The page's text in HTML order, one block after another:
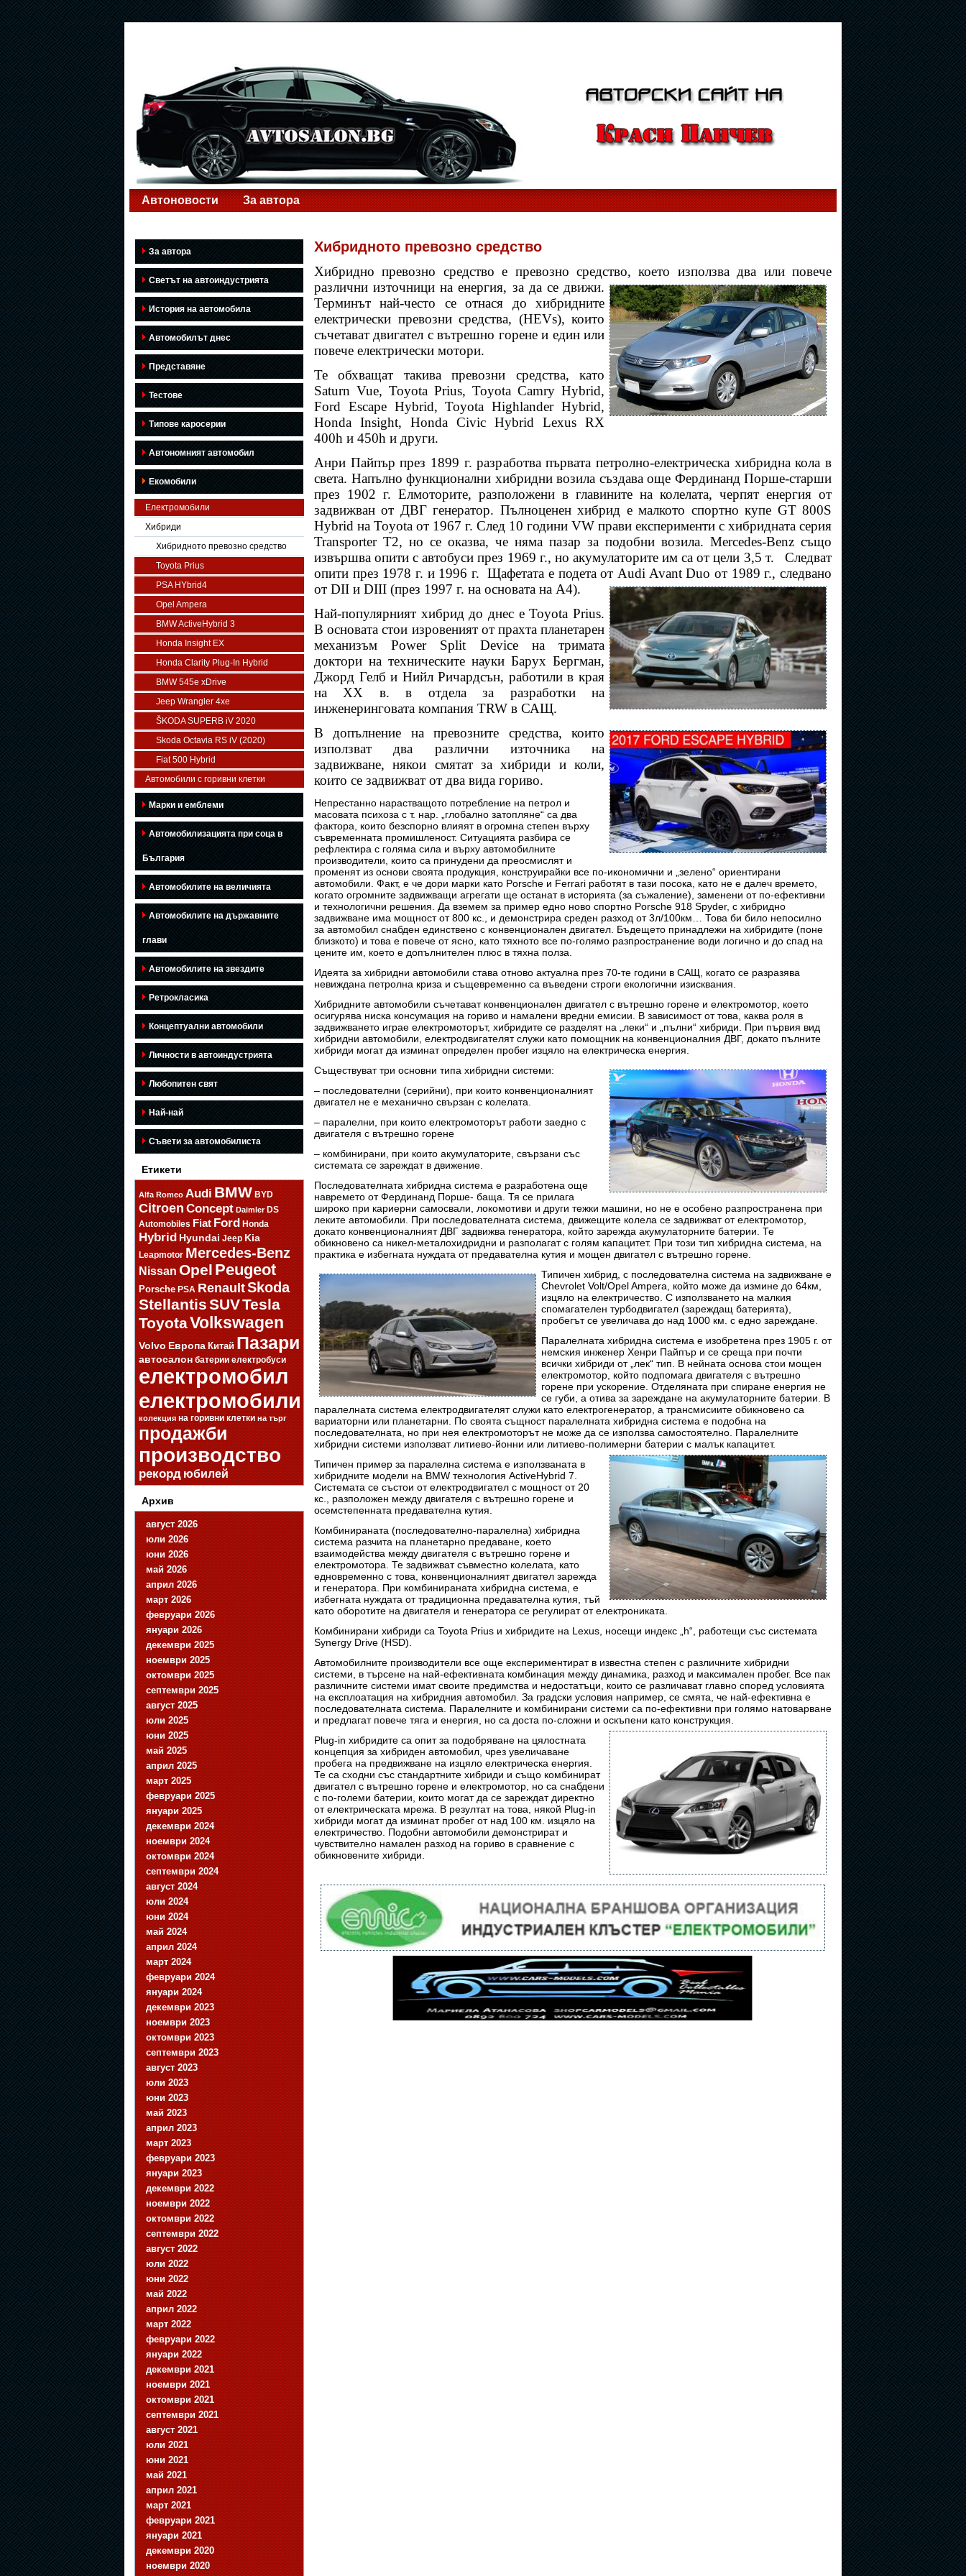
Автоновости За автора
За автора
Светът на автоиндустрията
История на автомобила
Автомобилът днес
Представяне
Тестове
Типове каросерии
Автономният автомобил
Екомобили
Електромобили
Хибриди
Хибридното превозно средство
Toyota Prius
PSA HYbrid4
Opel Ampera
BMW ActiveHybrid 3
Honda Insight EX
Honda Clarity Plug-In Hybrid
BMW 545e xDrive
Jeep Wrangler 4xe
ŠKODA SUPERB iV 2020
Skoda Octavia RS iV (2020)
Fiat 500 Hybrid
Автомобили с горивни клетки
Марки и емблеми
Автомобилизацията при соца в
България
Автомобилите на величията
Автомобилите на държавните
глави
Автомобилите на звездите
Ретрокласика
Концептуални автомобили
Личности в автоиндустрията
Любопитен свят
Най-най
Съвети за автомобилиста
Етикети
Alfa Romeo Audi BMW BYD
Citroen Concept Daimler DS
Automobiles Fiat Ford Honda
HybridHyundai Jeep Kia
Leapmotor Mercedes-Benz
Nissan Opel Peugeot
Porsche PSA RenaultSkoda
StellantisSUVTesla
ToyotaVolkswagen
Volvo Европа Китай Пазари
автосалон батерии електробуси
електромобил
електромобили
колекция на горивни клетки на търг
продажби
производство
рекорд юбилей
Архив
август 2026
юли 2026
юни 2026
май 2026
април 2026
март 2026
февруари 2026
януари 2026
декември 2025
ноември 2025
октомври 2025
септември 2025
август 2025
юли 2025
юни 2025
май 2025
април 2025
март 2025
февруари 2025
януари 2025
декември 2024
ноември 2024
октомври 2024
септември 2024
август 2024
юли 2024
юни 2024
май 2024
април 2024
март 2024
февруари 2024
януари 2024
декември 2023
ноември 2023
октомври 2023
септември 2023
август 2023
юли 2023
юни 2023
май 2023
април 2023
март 2023
февруари 2023
януари 2023
декември 2022
ноември 2022
октомври 2022
септември 2022
август 2022
юли 2022
юни 2022
май 2022
април 2022
март 2022
февруари 2022
януари 2022
декември 2021
ноември 2021
октомври 2021
септември 2021
август 2021
юли 2021
юни 2021
май 2021
април 2021
март 2021
февруари 2021
януари 2021
декември 2020
ноември 2020
Хибридното превозно средство
Хибридно превозно средство е превозно средство, което използва два или повече
различни източницина енергия, за да се движи.
Терминът най-често се отнася до хибридните
електрически превозни средства, (HEVs), които
съчетават двигател с вътрешно горене и един или
повече електрически мотори.
Те обхващат такива превозни средства, като
Saturn Vue, Toyota Prius, Toyota Camry Hybrid,
Ford Escape Hybrid, Toyota Highlander Hybrid,
Honda Insight, Honda Civic Hybrid Lexus RX
400h и 450h и други.
Анри Пайпър през 1899 г. разработва първата петролно-електрическа хибридна кола в
света. Напълно функционални хибридни возила създава още Фердинанд Порше-старши
през 1902 г. Елмоторите, разположени в главините на колелата, черпят енергия от
задвижван от ДВГ генератор. Пълноценен хибрид е малкото спортно купе GT 800S
Hybrid на Toyota от 1967 г. След 10 години VW прави експерименти с хибридната серия
Transporter T2, но се оказва, че няма пазар за подобни возила. Mercedes-Bеnz също
извършва опити с автобуси през 1969 г., но акумулаторите им са от цели 3,5 т.
Следват
опити през 1978 г. и 1996 г. Щафетата е подета от Audi Avant Duo от 1989 г., следвано
от DII и DIII (през 1997 г. на основата на А4).
Най-популярният хибрид до днес е Toyota Prius.
В основата стои изровеният от прахта планетарен
механизъм Power Split Device на тримата
доктори на техническите науки Барух Бергман,
Джорд Гелб и Нийл Ричардсън, работили в края
на ХХ в. в отдела за разработки на
инженеринговата компания TRW в САЩ.
В допълнение на превозните средства, които
използват два различни източника на
задвижване, някои смятат за хибриди и коли,
които се задвижват от два вида гориво.
Непрестанно нарастващото потребление на петрол и
масовата психоза с т. нар. „глобално затопляне“ са два
фактора, които безспорно влияят в огромна степен върху
съвременната промишленост. Ситуацията разбира се
рефлектира с голяма сила и върху автомобилните
производители, които са принудени да преосмислят и
променят из основи своята продукция, конструирайки все по-икономични и „зелено“ ориентирани
автомобили. Факт, е че дори марки като Porsche и Ferrari работят в тази посока, като не е далеч времето,
когато огромните задвижващи агрегати ще останат в историята (за съжаление), заменени от по-ефективни
и технологични решения. Да вземем за пример едно ново спортно Porsche 918 Spyder, с хибридно
задвижване има мощност от 800 кс., и демонстрира среден разход от 3л/100км… Това би било непосилно
за автомобил снабден единствено с конвенционален двигател. Бъдещето принадлежи на хибридите (поне
близкото) и това е повече от ясно, като тяхното все по-голямо разпространение води логично и до спад на
цените им, което е допълнителен плюс в тяхна полза.
Идеята за хибридни автомобили става отново актуална през 70-те години в САЩ, когато се разразява
невиждана петролна криза и същевременно са въведени строги екологични изисквания.
Хибридните автомобили съчетават конвенционален двигател с вътрешно горене и електромотор, което
осигурява ниска консумация на гориво и намалени вредни емисии. В зависимост от това, каква роля в
задвижването играе електромоторът, хибридите се разделят на „леки“ и „пълни“ хибриди. При първия вид
хибридни автомобили, електродвигателят служи като помощник на конвенционалния ДВГ, докато пълните
хибриди могат да изминат определен пробег изцяло на електрическа енергия.
Съществуват три основни типа хибридни системи:
– последователни (серийни), при които конвенционалният
двигател не е механично свързан с колелата.
– паралелни, при които електромоторът работи заедно с
двигателя с вътрешно горене
– комбинирани, при които акумулаторите, свързани със
системата се зареждат в движение.
Последователната хибридна система е разработена още
навремето от Фердинанд Порше- баща. Тя се прилага
широко при кариерни самосвали, локомотиви и други тежки машини, но не е особено разпространена при
леките автомобили. При последователната система, движещите колела се задвижват от електромотор,
докато конвенционалният ДВГ задвижва генератора, който зарежда акумулаторните батерии. Те
обикновено са никел-металохидридни и разполагат с голям капацитет. При този тип хибридна система, на
практика е избегната нуждата от предавателна кутия и мощен двигател с вътрешно горене.
Типичен хибрид, с последователна система на задвижване е
Chevrolet Volt/Opel Ampera, който може да измине до 64км,
изцяло на електричество. С използването на малкия
спомагателен турбодвигател (зареждащ батерията),
пробегът се увеличава до над 1000 км. с едно зареждане.
Паралелната хибридна система е изобретена през 1905 г. от
немския инженер Хенри Пайпър и се среща при почти
всички хибриди от „лек“ тип. В нейната основа стои мощен
електромотор, който подпомага двигателя с вътрешно
горене при ускорение. Отделяната при спиране енергия не
се губи, а отива за зареждане на акумулаторните батерии. В
паралелната система електродвигателят служи като електрогенератор, а трансмисиите обикновено са
вариаторни или планетарни. По своята същност паралелната хибридна система е подобна на
последователната, но при нея електромоторът не може да се използва самостоятелно. Паралелните
хибридни системи използват литиево-йонни или литиево-полимерни батерии с малък капацитет.
Типичен пример за паралелна система е използваната в
хибридните модели на BMW технология ActiveHybrid 7.
Системата се състои от електродвигател с мощност от 20
кс., разположен между двигателя с вътрешно горене и
осемстепенната предавателна кутия.
Комбинираната (последователно-паралелна) хибридна
система разчита на планетарно предаване, което
взаимодейства между двигателя с вътрешно горене и
електромотора. Те задвижват съвместно колелата, като
едновременно с това, конвенционалният двигател зарежда
и генератора. При комбинираната хибридна система, е
избегната нуждата от традиционна предавателна кутия, тъй
като оборотите на двигателя и генератора се регулират от електрониката.
Комбинирани хибриди са Toyota Prius и хибридите на Lexus, носещи индекс „h“, работещи със системата
Synergy Drive (HSD).
Автомобилните производители все още експериментират в известна степен с различните хибридни
системи, в търсене на най-ефективната комбинация между динамика, разход и максимален пробег. Все пак
различните системи имат своите предимства и недостатъци, които се различават главно според условията
на експлоатация на хибридния автомобил. За градски условия например, се смята, че най-ефективна е
последователната система. Паралелните и комбинирани системи са по-ефективни при голямо натоварване
и предлагат повече тяга и енергия, но са доста по-сложни и оскъпени като конструкция.
Plug-in хибридите са опит за подобряване на цялостната
концепция за хибриден автомобил, чрез увеличаване
пробега на предвижване на изцяло електрическа енергия.
Те са сходни със стандартните хибриди и също комбинират
двигател с вътрешно горене и електромотор, но са снабдени
с по-големи батерии, които могат да се зареждат директно
от електрическата мрежа. В резултат на това, някой Plug-in
хибриди могат да изминат пробег от над 100 км. изцяло на
електричество. Подобни автомобили демонстрират и
чувствително намален разход на гориво в сравнение с
обикновените хибриди.